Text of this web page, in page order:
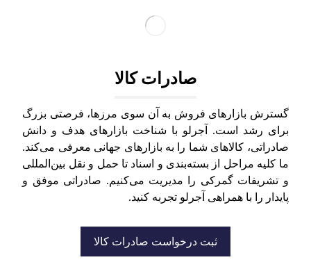
صادرات کالا
گسترش بازارهای فروش به آن سوی مرزها، فرصتی بزرگ
برای رشد است. آجرلو با شناخت بازارهای هدف و دانش
صادراتی، کالاهای شما را به بازارهای جهانی معرفی می‌کند.
ما کلیه مراحل از بسته‌بندی و اسناد تا حمل و نقل بین‌المللی
و تشریفات گمرکی را مدیریت می‌کنیم. صادراتی موفق و
پایدار را با همراهی آجرلو تجربه کنید.
ثبت درخواست صادرات کالا